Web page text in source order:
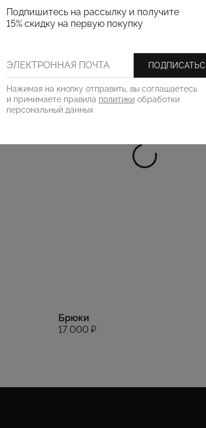
Брюки
17 000 ₽
Подпишитесь на рассылку и получите
15% скидку на первую покупку
Нажимая на кнопку отправить, вы соглашаетесь
и принимаете правила политики обработки
персональный данных